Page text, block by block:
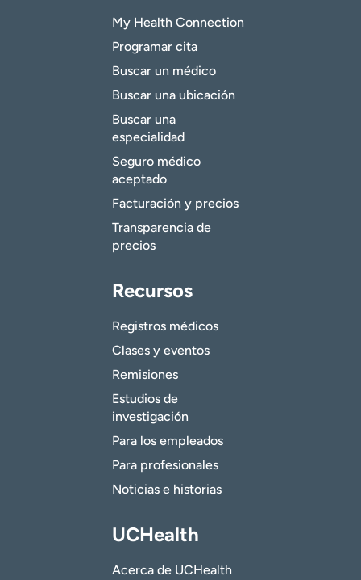
My Health Connection
Programar cita
Buscar un médico
Buscar una ubicación
Buscar una
especialidad
Seguro médico
aceptado
Facturación y precios
Transparencia de
precios
Recursos
Registros médicos
Clases y eventos
Remisiones
Estudios de
investigación
Para los empleados
Para profesionales
Noticias e historias
UCHealth
Acerca de UCHealth